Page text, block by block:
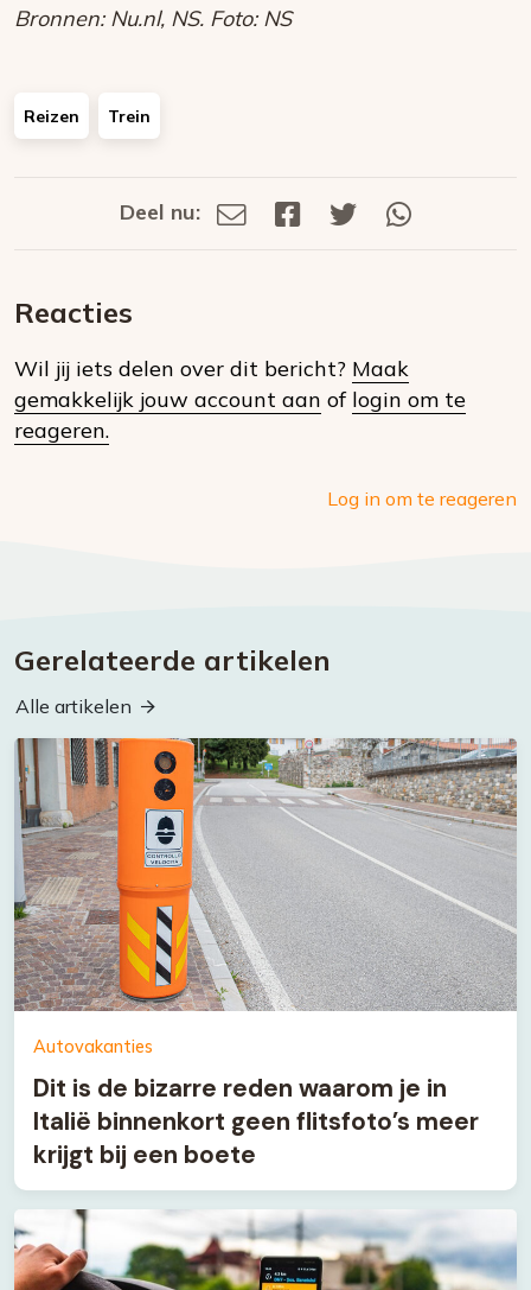
Bronnen: Nu.nl, NS. Foto: NS
Reizen Trein
Deel
social
Deel nu:
Deel
Deel
Deel
Reacties
Wil jij iets delen over dit bericht? Maak
gemakkelijk jouw account aan of login om te
reageren.
Log in om te reageren
Gerelateerde artikelen
Alle artikelen
Autovakanties
Dit is de bizarre reden waarom je in
Italië binnenkort geen flitsfoto’s meer
krijgt bij een boete